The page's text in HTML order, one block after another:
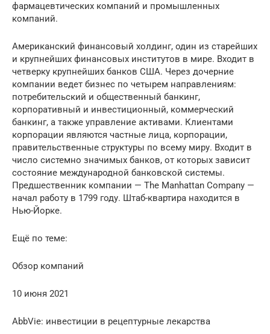
фармацевтических компаний и промышленных
компаний.
Американский финансовый холдинг, один из старейших
и крупнейших финансовых институтов в мире. Входит в
четверку крупнейших банков США. Через дочерние
компании ведет бизнес по четырем направлениям:
потребительский и общественный банкинг,
корпоративный и инвестиционный, коммерческий
банкинг, а также управление активами. Клиентами
корпорации являются частные лица, корпорации,
правительственные структуры по всему миру. Входит в
число системно значимых банков, от которых зависит
состояние международной банковской системы.
Предшественник компании — The Manhattan Company —
начал работу в 1799 году. Штаб-квартира находится в
Нью-Йорке.
Ещё по теме:
Обзор компаний
10 июня 2021
AbbVie: инвестиции в рецептурные лекарства